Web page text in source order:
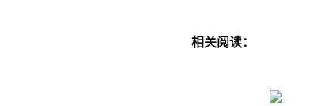
相关阅读：